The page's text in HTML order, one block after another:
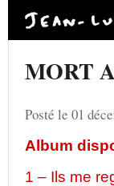
MORT
Posté le 01
Album
1 – Ils me